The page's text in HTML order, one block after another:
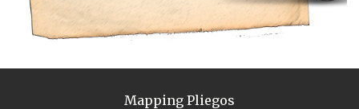
Mapping Pliegos